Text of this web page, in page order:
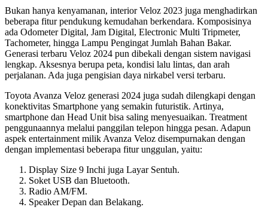
Bukan hanya kenyamanan, interior Veloz 2023 juga menghadirkan
beberapa fitur pendukung kemudahan berkendara. Komposisinya
ada Odometer Digital, Jam Digital, Electronic Multi Tripmeter,
Tachometer, hingga Lampu Pengingat Jumlah Bahan Bakar.
Generasi terbaru Veloz 2024 pun dibekali dengan sistem navigasi
lengkap. Aksesnya berupa peta, kondisi lalu lintas, dan arah
perjalanan. Ada juga pengisian daya nirkabel versi terbaru.
Toyota Avanza Veloz generasi 2024 juga sudah dilengkapi dengan
konektivitas Smartphone yang semakin futuristik. Artinya,
smartphone dan Head Unit bisa saling menyesuaikan. Treatment
penggunaannya melalui panggilan telepon hingga pesan. Adapun
aspek entertainment milik Avanza Veloz disempurnakan dengan
dengan implementasi beberapa fitur unggulan, yaitu:
Display Size 9 Inchi juga Layar Sentuh.
Soket USB dan Bluetooth.
Radio AM/FM.
Speaker Depan dan Belakang.